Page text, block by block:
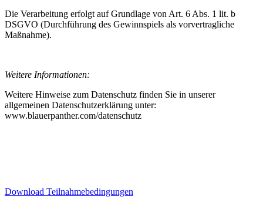
Die Verarbeitung erfolgt auf Grundlage von Art. 6 Abs. 1 lit. b
DSGVO (Durchführung des Gewinnspiels als vorvertragliche
Maßnahme).
Weitere Informationen:
Weitere Hinweise zum Datenschutz finden Sie in unserer
allgemeinen Datenschutzerklärung unter:
www.blauerpanther.com/datenschutz
Download Teilnahmebedingungen